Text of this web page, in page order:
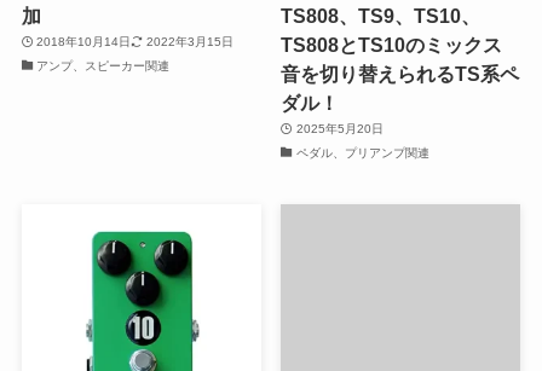
加
2018年10月14日
2022年3月15日
アンプ、スピーカー関連
TS808、TS9、TS10、
TS808とTS10のミックス
音を切り替えられるTS系ペ
ダル！
2025年5月20日
ペダル、プリアンプ関連